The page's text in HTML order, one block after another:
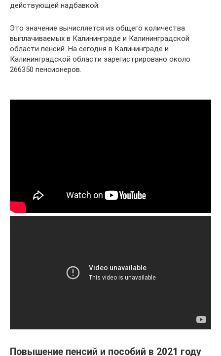
действующей надбавкой.
Это значение вычисляется из общего количества
выплачиваемых в Калининграде и Калининградской
области пенсий. На сегодня в Калининграде и
Калининградской области зарегистрировано около
266350 пенсионеров.
Повышение пенсий и пособий в 2021 году